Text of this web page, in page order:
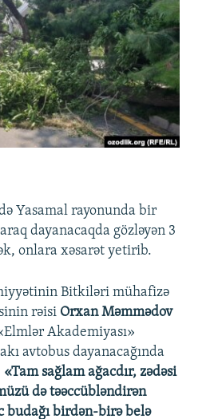
STANDARTLARIMIZ
Yasamal rayonunda bir
dayanacaqda gözləyən 3
onlara xəsarət yetirib.
Bitkiləri mühafizə
rəisi Orxan Məmmədov
Akademiyası»
avtobus dayanacağında
«Tam sağlam ağacdır, zədəsi
də təəccübləndirən
budağı birdən-birə belə